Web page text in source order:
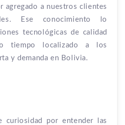
agregado a nuestros clientes
Ese conocimiento lo
tecnológicas de calidad
tiempo localizado a los
y demanda en Bolivia.
curiosidad por entender las